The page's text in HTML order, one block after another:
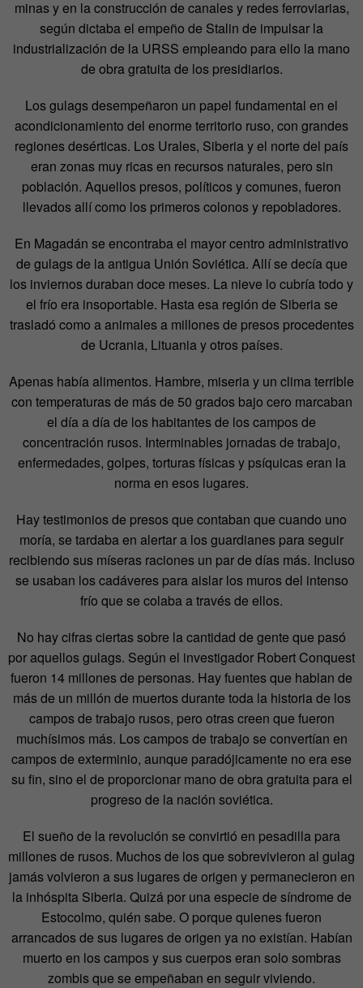
minas y en la construcción de canales y redes ferroviarias,
según dictaba el empeño de Stalin de impulsar la
industrialización de la URSS empleando para ello la mano
de obra gratuita de los presidiarios.
Los gulags desempeñaron un papel fundamental en el
acondicionamiento del enorme territorio ruso, con grandes
regiones desérticas. Los Urales, Siberia y el norte del país
eran zonas muy ricas en recursos naturales, pero sin
población. Aquellos presos, políticos y comunes, fueron
llevados allí como los primeros colonos y repobladores.
En Magadán se encontraba el mayor centro administrativo
de gulags de la antigua Unión Soviética. Allí se decía que
los inviernos duraban doce meses. La nieve lo cubría todo y
el frío era insoportable. Hasta esa región de Siberia se
trasladó como a animales a millones de presos procedentes
de Ucrania, Lituania y otros países.
Apenas había alimentos. Hambre, miseria y un clima terrible
con temperaturas de más de 50 grados bajo cero marcaban
el día a día de los habitantes de los campos de
concentración rusos. Interminables jornadas de trabajo,
enfermedades, golpes, torturas físicas y psíquicas eran la
norma en esos lugares.
Hay testimonios de presos que contaban que cuando uno
moría, se tardaba en alertar a los guardianes para seguir
recibiendo sus míseras raciones un par de días más. Incluso
se usaban los cadáveres para aislar los muros del intenso
frío que se colaba a través de ellos.
No hay cifras ciertas sobre la cantidad de gente que pasó
por aquellos gulags. Según el investigador Robert Conquest
fueron 14 millones de personas. Hay fuentes que hablan de
más de un millón de muertos durante toda la historia de los
campos de trabajo rusos, pero otras creen que fueron
muchísimos más. Los campos de trabajo se convertían en
campos de exterminio, aunque paradójicamente no era ese
su fin, sino el de proporcionar mano de obra gratuita para el
progreso de la nación soviética.
El sueño de la revolución se convirtió en pesadilla para
millones de rusos. Muchos de los que sobrevivieron al gulag
jamás volvieron a sus lugares de origen y permanecieron en
la inhóspita Siberia. Quizá por una especie de síndrome de
Estocolmo, quién sabe. O porque quienes fueron
arrancados de sus lugares de origen ya no existían. Habían
muerto en los campos y sus cuerpos eran solo sombras
zombis que se empeñaban en seguir viviendo.